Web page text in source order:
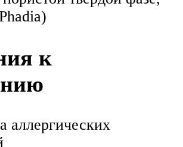
к
аллергических